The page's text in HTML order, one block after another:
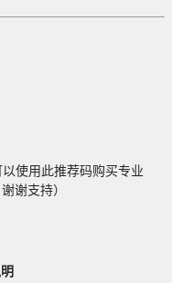
使用此推荐码购买专业
谢支持）